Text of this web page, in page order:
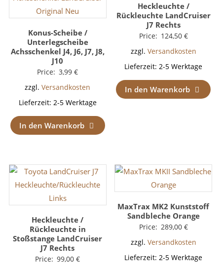
Konus-Scheibe /
Unterlegscheibe
Achsschenkel J4, J6, J7, J8,
J10
Price: 3,99€
zzgl.Versandkosten
Lieferzeit: 2-5 Werktage
In den Warenkorb
Heckleuchte /
Rückleuchte LandCruiser
J7 Rechts
Price: 124,50 €
zzgl. Versandkosten
Lieferzeit:2-5 Werktage
In den Warenkorb
Heckleuchte /
Rückleuchte in
Stoßstange LandCruiser
J7 Rechts
Price: 99,00€
MaxTrax MK2 Kunststoff
Sandbleche Orange
Price: 289,00 €
zzgl. Versandkosten
Lieferzeit:2-5 Werktage